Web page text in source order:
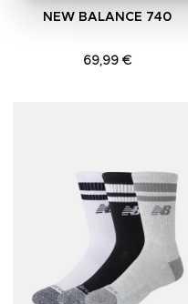
NEW BALANCE 740
69,99 €